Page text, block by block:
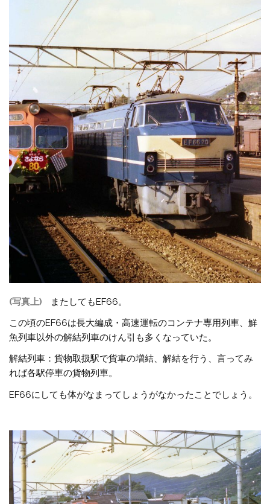
(写真上)
またしてもEF66。
この頃のEF66は長大編成・高速運転のコンテナ専用列車、鮮
魚列車以外の解結列車のけん引も多くなっていた。
解結列車：貨物取扱駅で貨車の増結、解結を行う、言ってみ
れば各駅停車の貨物列車。
EF66にしても体がなまってしょうがなかったことでしょう。